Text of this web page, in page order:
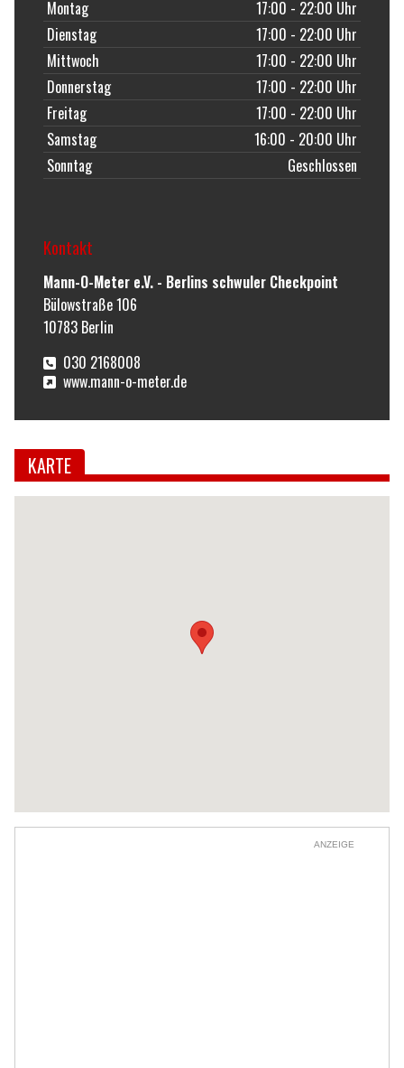
Kontakt
Mann-O-Meter e.V. - Berlins schwuler Checkpoint
Bülowstraße 106
10783 Berlin
030 2168008
www.mann-o-meter.de
Montag
17:00 - 22:00 Uhr
Dienstag
17:00 - 22:00 Uhr
Mittwoch
17:00 - 22:00 Uhr
Donnerstag
17:00 - 22:00 Uhr
Freitag
17:00 - 22:00 Uhr
Samstag
16:00 - 20:00 Uhr
Sonntag
Geschlossen
KARTE
ANZEIGE